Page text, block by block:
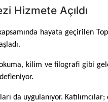
Hizmete Açıldı
hayata geçirilen
kilim ve filografi gibi
da uygulanıyor.